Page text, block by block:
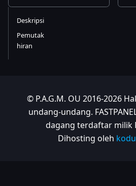
Deskripsi
Pemutak
hiran
© P.A.G.M. OU 2016-2026
undang-undang.
dagang terdaftar milik
Dihosting oleh